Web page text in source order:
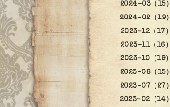
2024-03（15）
2024-02（19）
2023-12（17）
2023-11（16）
2023-10（19）
2023-08（15）
2023-07（27）
2023-02（14）